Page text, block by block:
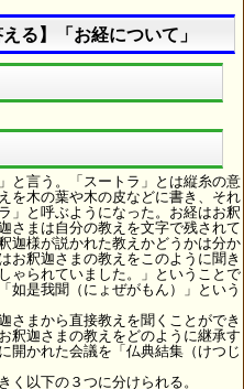
る】「お経について」
と言う。「スートラ」とは縦糸の意
を木の葉や木の皮などに書き、それ
」と呼ぶようになった。お経はお釈
さまは自分の教えを文字で残されて
迦様が説かれた教えかどうかは分か
お釈迦さまの教えをこのように聞き
ゃられていました。」ということで
如是我聞（にょぜがもん）」という
さまから直接教えを聞くことができ
釈迦さまの教えをどのように継承す
開かれた会議を「仏典結集（けつじ
く以下の３つに分けられる。